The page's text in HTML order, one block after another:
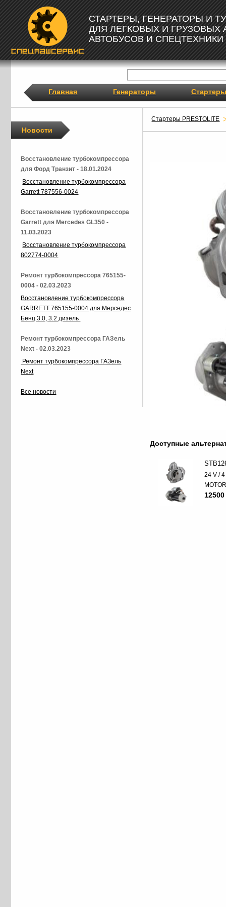
СТАРТЕРЫ, ГЕНЕРАТОРЫ И
ДЛЯ ЛЕГКОВЫХ И ГРУЗОВЫХ
АВТОБУСОВ И СПЕЦТЕХНИКИ
Главная Генераторы Стартеры
Стартеры PRESTOLITE
Доступные
24 V /
Новости
Восстановление турбокомпрессора
для Форд Транзит - 18.01.2024
Восстановление турбокомпрессора
Garrett 787556-0024
Восстановление турбокомпрессора
Garrett для Mercedes GL350 -
11.03.2023
Восстановление турбокомпрессора
802774-0004
Ремонт турбокомпрессора 765155-
0004 - 02.03.2023
Восстановление турбокомпрессора
GARRETT 765155-0004 для Мерседес
Бенц 3.0, 3.2 дизель
Ремонт турбокомпрессора ГАЗель
Next - 02.03.2023
Ремонт турбокомпрессора ГАЗель
Next
Все новости